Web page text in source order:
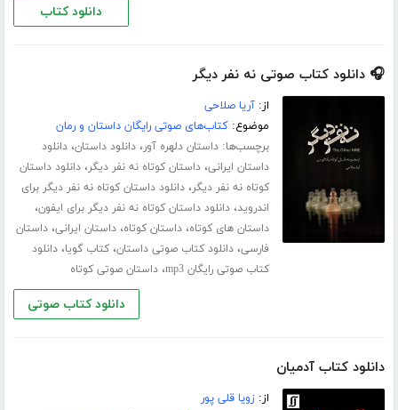
دانلود کتاب
🎧 دانلود کتاب صوتی نه نفر دیگر
از:آریا صلاحی
موضوع:کتاب‌های صوتی رایگان داستان و رمان
برچسب‌ها:داستان دلهره آور،دانلود داستان،دانلود
داستان ایرانی،داستان کوتاه نه نفر دیگر،دانلود داستان
کوتاه نه نفر دیگر،دانلود داستان کوتاه نه نفر دیگر برای
اندروید،دانلود داستان کوتاه نه نفر دیگر برای ایفون،
داستان های کوتاه،داستان کوتاه،داستان ایرانی،داستان
فارسی،دانلود کتاب صوتی داستان،کتاب گویا،دانلود
کتاب صوتی رایگان mp3
،داستان صوتی کوتاه
دانلود کتاب صوتی
دانلود کتاب آدمیان
از:زویا قلی پور